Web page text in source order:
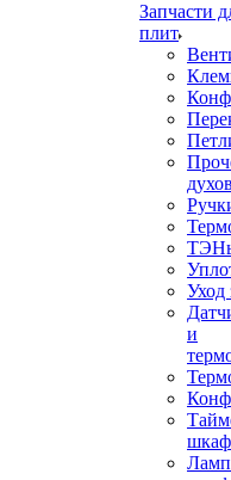
Запчасти
плит
Уход
и